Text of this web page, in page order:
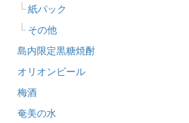
紙パック
その他
島内限定黒糖焼酎
オリオンビール
梅酒
奄美の水